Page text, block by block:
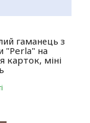
гаманець з
"Perla" на
карток, міні